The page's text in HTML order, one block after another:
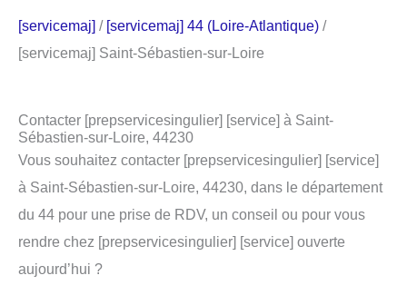
[servicemaj] / [servicemaj] 44 (Loire-Atlantique) /
[servicemaj] Saint-Sébastien-sur-Loire
Contacter [prepservicesingulier] [service] à Saint-
Sébastien-sur-Loire, 44230
Vous souhaitez contacter [prepservicesingulier] [service]
à Saint-Sébastien-sur-Loire, 44230, dans le département
du 44 pour une prise de RDV, un conseil ou pour vous
rendre chez [prepservicesingulier] [service] ouverte
aujourd’hui ?